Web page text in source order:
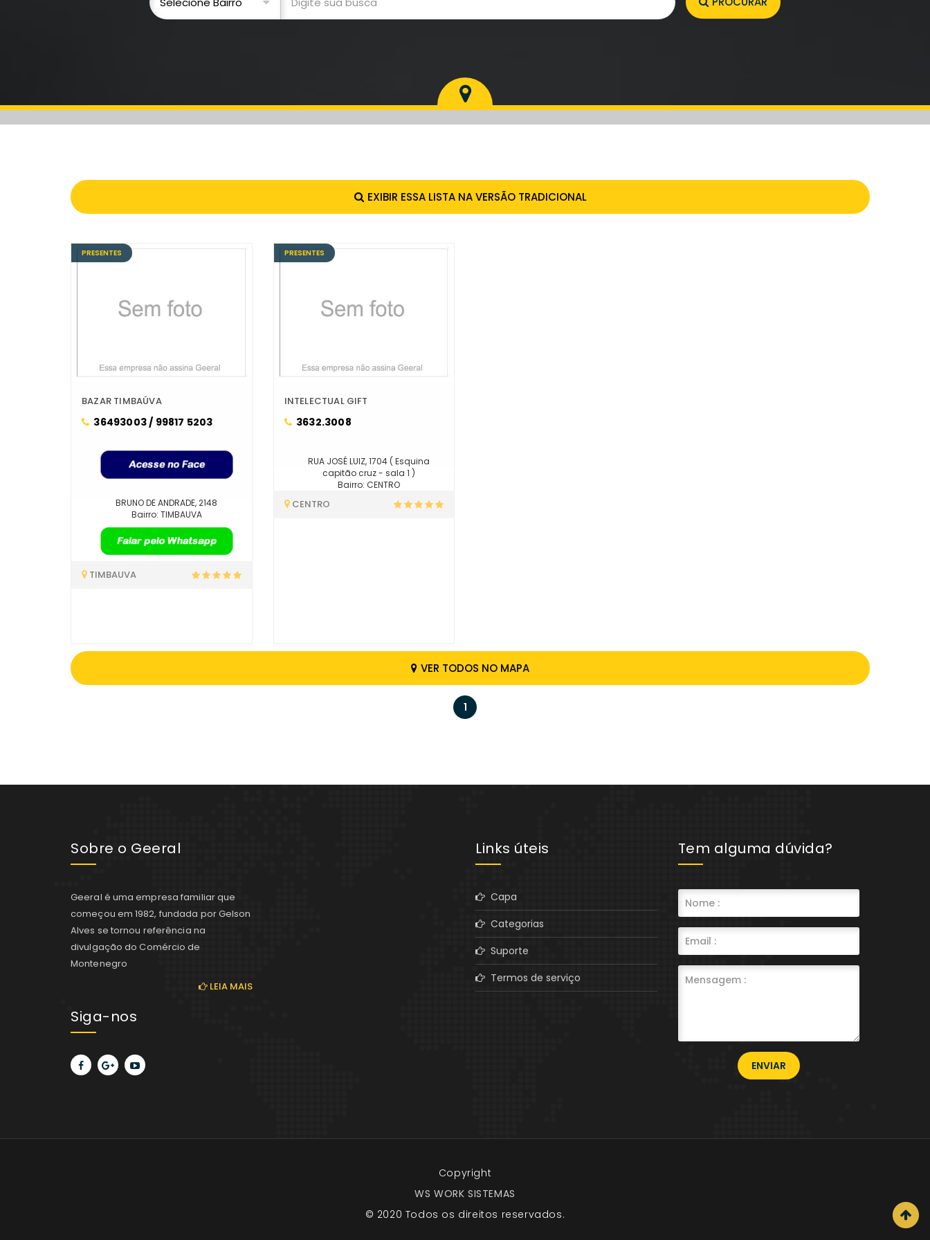
EXIBIR ESSA LISTA NA VERSÃO TRADICIONAL
PRESENTES
BAZAR TIMBAÚVA
36493003 / 99817 5203
BRUNO DE ANDRADE, 2148
Bairro: TIMBAUVA
TIMBAUVA
PRESENTES
INTELECTUAL GIFT
3632.3008
RUA JOSÉ LUIZ, 1704 ( Esquina
capitão cruz - sala 1 )
Bairro: CENTRO
CENTRO
VER TODOS NO MAPA
1
Sobre o Geeral
Geeral é uma empresa familiar que
começou em 1982, fundada por Gelson
Alves se tornou referência na
divulgação do Comércio de
Montenegro
LEIA MAIS
Siga-nos
Links úteis
Capa
Categorias
Suporte
Termos de serviço
Tem alguma dúvida?
ENVIAR
Copyright
WS WORK SISTEMAS
© 2020 Todos os direitos reservados.